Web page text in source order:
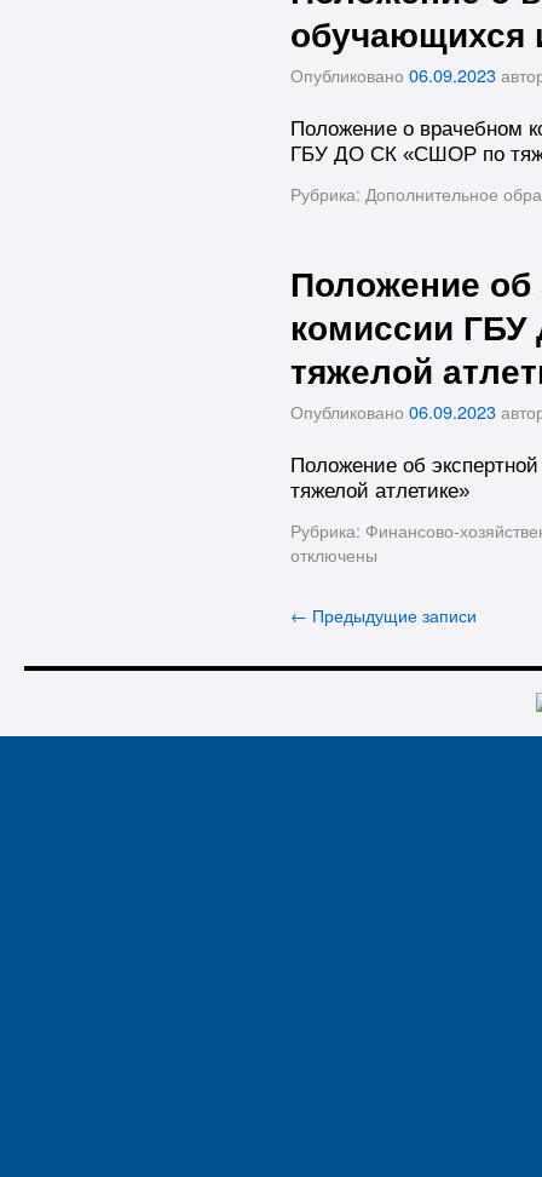
обучающихся
Опубликовано 06.09.2023
Положение о врачебном
ГБУ ДО СК «СШОР по
Рубрика: Дополнительное
Положение об
комиссии
тяжелой
Опубликовано 06.09.2023
Положение об
тяжелой атлетике»
Рубрика: Финансово-
отключены
← Предыдущие записи